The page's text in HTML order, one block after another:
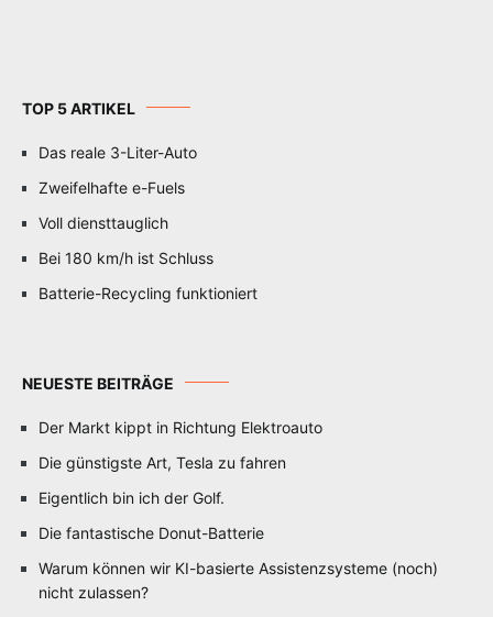
TOP 5 ARTIKEL
Das reale 3-Liter-Auto
Zweifelhafte e-Fuels
Voll diensttauglich
Bei 180 km/h ist Schluss
Batterie-Recycling funktioniert
NEUESTE BEITRÄGE
Der Markt kippt in Richtung Elektroauto
Die günstigste Art, Tesla zu fahren
Eigentlich bin ich der Golf.
Die fantastische Donut-Batterie
Warum können wir KI-basierte Assistenzsysteme (noch)
nicht zulassen?